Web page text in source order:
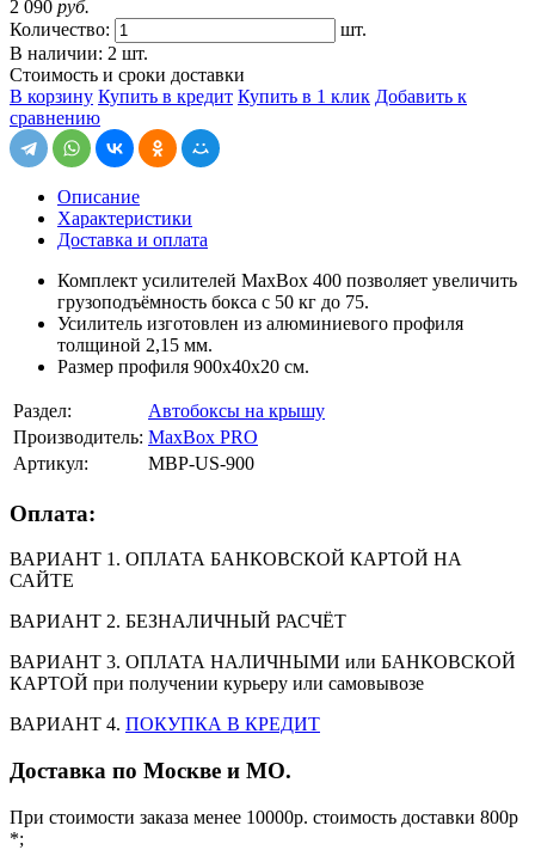
2 090 руб.
Количество:
шт.
В наличии: 2 шт.
Стоимость и сроки доставки
В корзину Купить в кредит Купить в 1 клик Добавить к
сравнению
Описание
Характеристики
Доставка и оплата
Комплект усилителей MaxBox 400 позволяет увеличить
грузоподъёмность бокса с 50 кг до 75.
Усилитель изготовлен из алюминиевого профиля
толщиной 2,15 мм.
Размер профиля 900х40х20 см.
Раздел:
Автобоксы на крышу
Производитель: MaxBox PRO
Артикул:
MBP-US-900
Оплата:
ВАРИАНТ 1. ОПЛАТА БАНКОВСКОЙ КАРТОЙ НА
САЙТЕ
ВАРИАНТ 2. БЕЗНАЛИЧНЫЙ РАСЧЁТ
ВАРИАНТ 3. ОПЛАТА НАЛИЧНЫМИ или БАНКОВСКОЙ
КАРТОЙ при получении курьеру или самовывозе
ВАРИАНТ 4. ПОКУПКА В КРЕДИТ
Доставка по Москве и МО.
При стоимости заказа менее 10000р. стоимость доставки 800р
*;